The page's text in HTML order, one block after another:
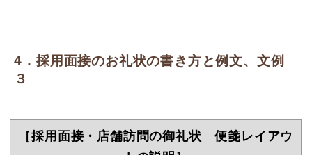
4．採用面接のお礼状の書き方と例文、文例
３
［採用面接・店舗訪問の御礼状 便箋レイアウ